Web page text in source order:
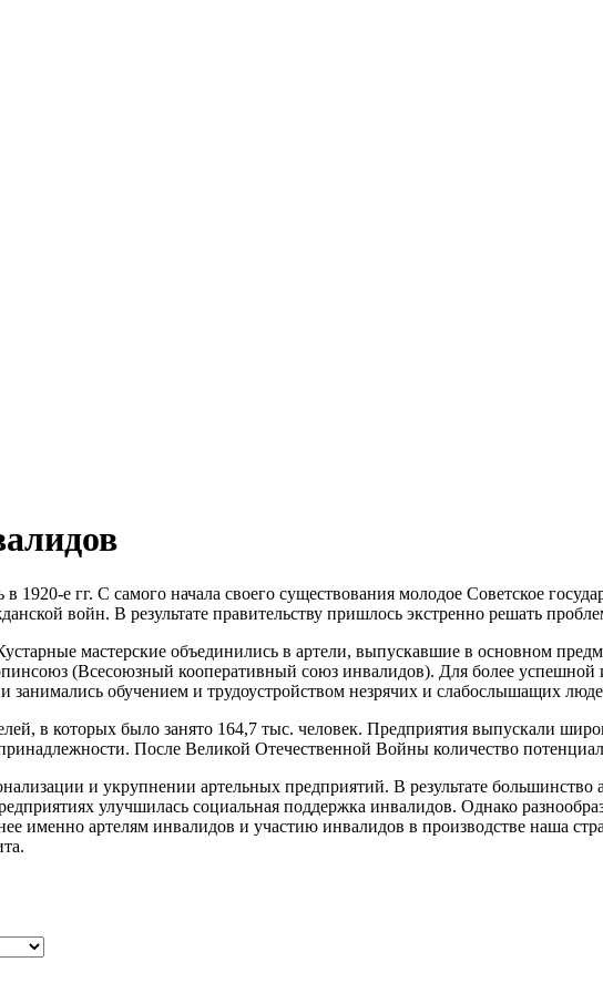
1920-е гг. С самого начала своего существования молодое Советское
войн. В результате правительству пришлось экстренно решать
мастерские объединились в артели, выпускавшие в основном
(Всесоюзный кооперативный союз инвалидов). Для более
обучением и трудоустройством незрячих и слабослышащих
в которых было занято 164,7 тыс. человек. Предприятия выпускали
После Великой Отечественной Войны количество
и укрупнении артельных предприятий. В результате большинство
улучшилась социальная поддержка инвалидов. Однако
именно артелям инвалидов и участию инвалидов в производстве наша